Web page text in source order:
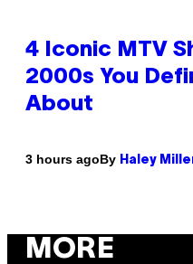
4 Iconic MTV
2000s You
About
3 hours agoBy Haley
MORE